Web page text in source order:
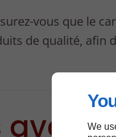
We
vous que le
de qualité, afin